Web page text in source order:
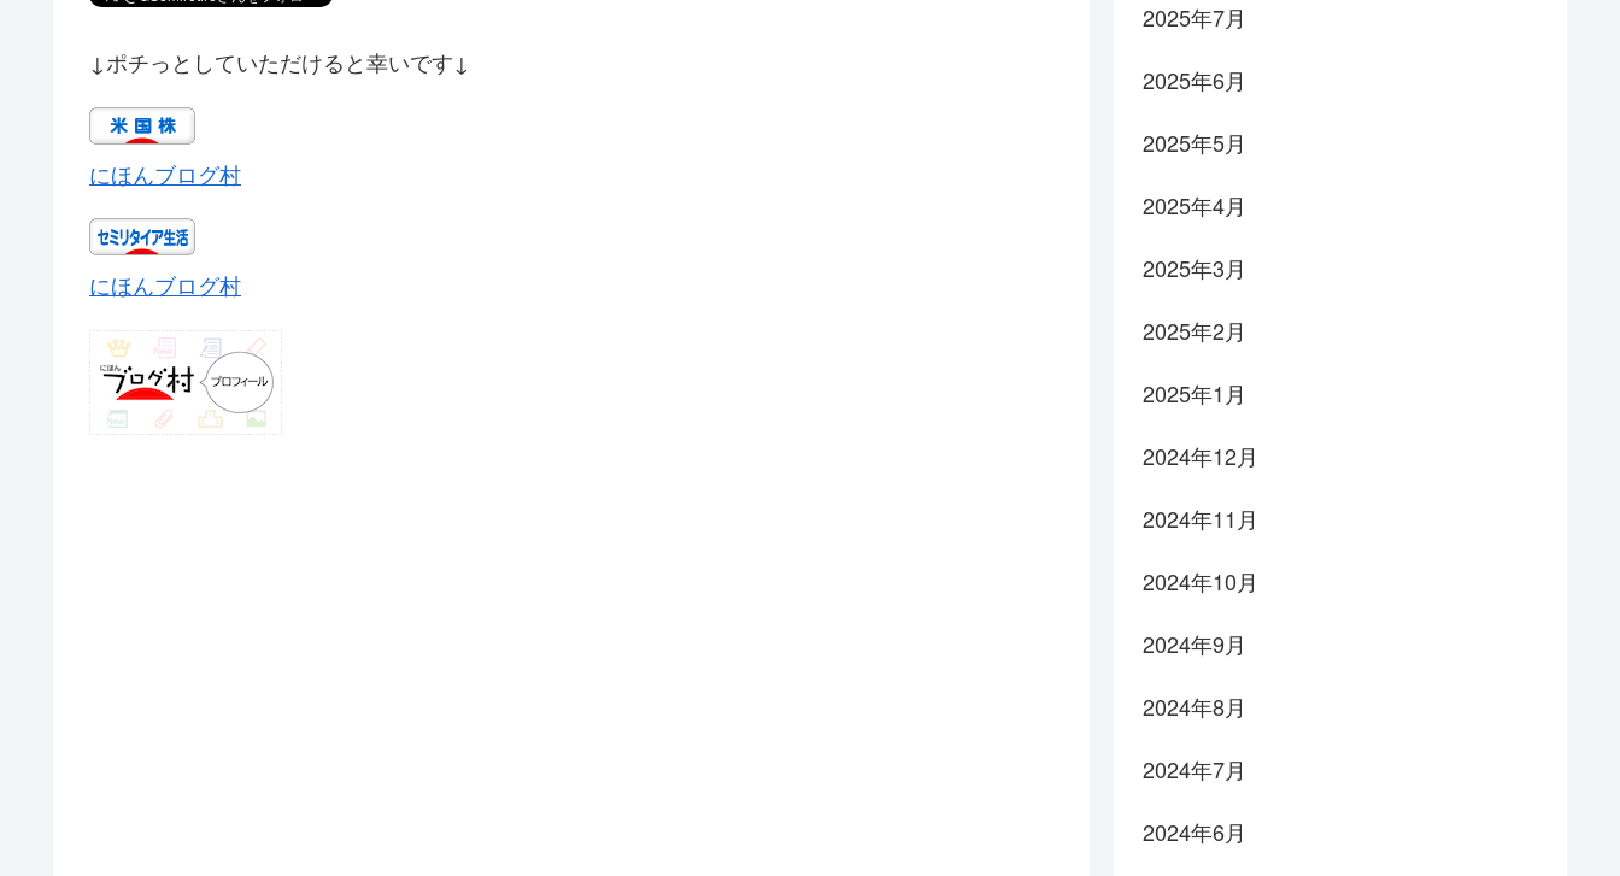
↓ポチっとしていただけると幸いです↓
にほんブログ村
にほんブログ村
2025年7月
2025年6月
2025年5月
2025年4月
2025年3月
2025年2月
2025年1月
2024年12月
2024年11月
2024年10月
2024年9月
2024年8月
2024年7月
2024年6月